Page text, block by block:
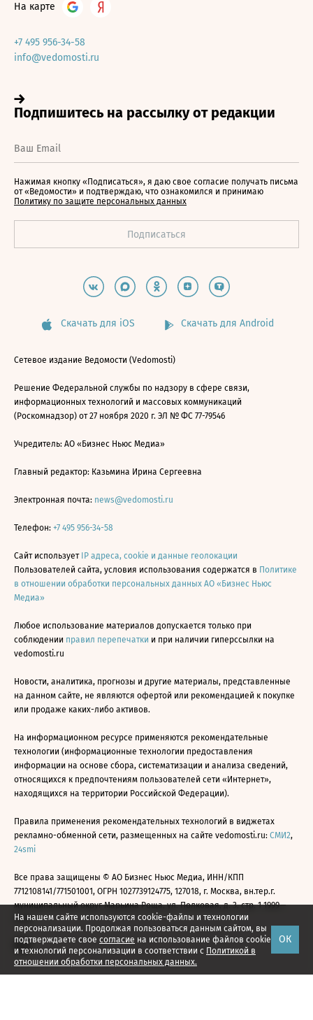
На нашем сайте используются cookie-файлы и технологии
персонализации. Продолжая пользоваться данным сайтом, вы
подтверждаете свое согласие на использование файлов cookie
и технологий персонализации в соответствии с Политикой в
отношении обработки персональных данных.
ОК
На карте
+7 495 956-34-58
info@vedomosti.ru
Нажимая кнопку «Подписаться», я даю свое согласие получать письма
от «Ведомости» и подтверждаю, что ознакомился и принимаю
Политику по защите персональных данных
Скачать для iOS Скачать для Android
Сетевое издание Ведомости (Vedomosti)
Решение Федеральной службы по надзору в сфере связи,
информационных технологий и массовых коммуникаций
(Роскомнадзор) от 27 ноября 2020 г. ЭЛ № ФС 77-79546
Учредитель: АО «Бизнес Ньюс Медиа»
Главный редактор: Казьмина Ирина Сергеевна
Электронная почта: news@vedomosti.ru
Телефон: +7 495 956-34-58
Сайт использует IP адреса, cookie и данные геолокации
Пользователей сайта, условия использования содержатся в Политике
в отношении обработки персональных данных АО «Бизнес Ньюс
Медиа»
Любое использование материалов допускается только при
соблюдении правил перепечатки и при наличии гиперссылки на
vedomosti.ru
Новости, аналитика, прогнозы и другие материалы, представленные
на данном сайте, не являются офертой или рекомендацией к покупке
или продаже каких-либо активов.
На информационном ресурсе применяются рекомендательные
технологии (информационные технологии предоставления
информации на основе сбора, систематизации и анализа сведений,
относящихся к предпочтениям пользователей сети «Интернет»,
находящихся на территории Российской Федерации).
Правила применения рекомендательных технологий в виджетах
рекламно-обменной сети, размещенных на сайте vedomosti.ru: СМИ2,
24smi
Все права защищены © АО Бизнес Ньюс Медиа, ИНН/КПП
7712108141/771501001, ОГРН 1027739124775, 127018, г. Москва, вн.тер.г.
муниципальный округ Марьина Роща, ул. Полковая, д. 3, стр. 1 1999—
2026